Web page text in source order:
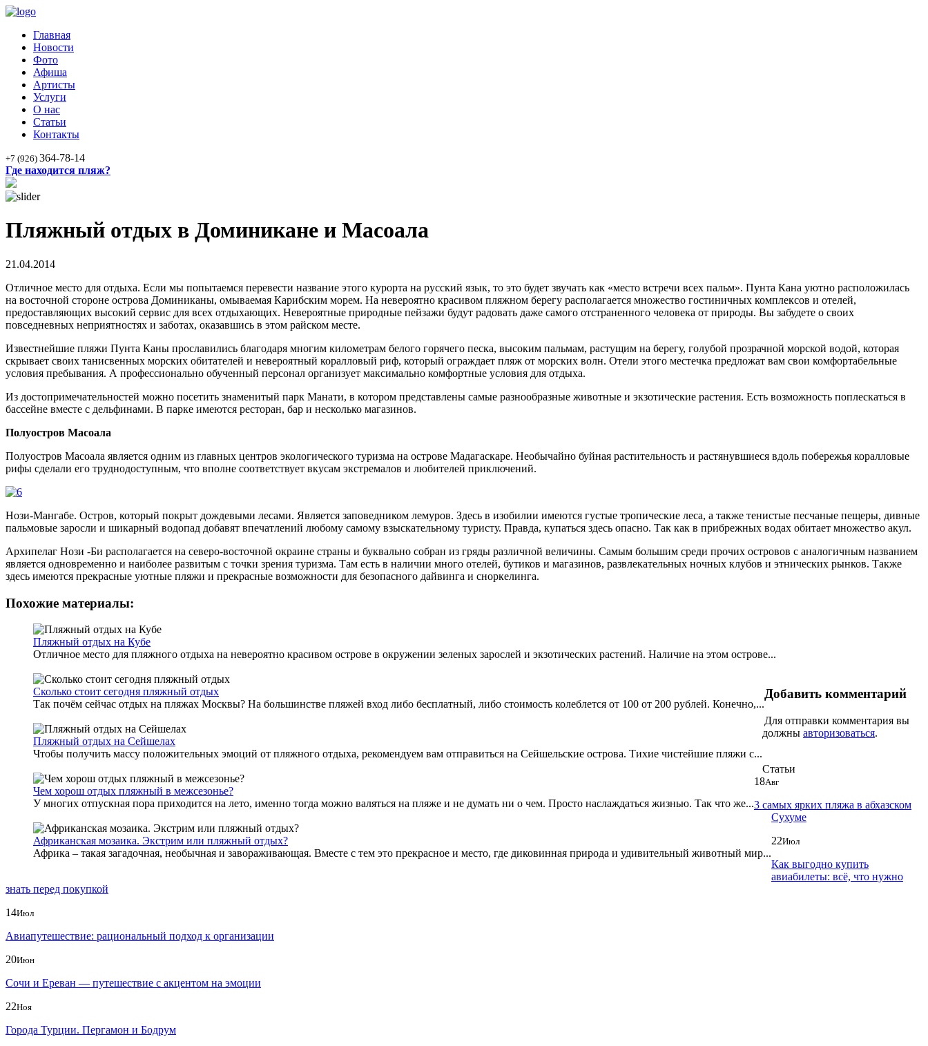
Главная
Новости
Фото
Афиша
Артисты
Услуги
О нас
Статьи
Контакты
+7 (926) 364-78-14
Где находится пляж?
Пляжный отдых в Доминикане и Масоала
21.04.2014
Отличное место для отдыха. Если мы попытаемся перевести название этого курорта на русский язык, то это будет звучать как «место встречи всех пальм». Пунта Кана уютно расположилась
на восточной стороне острова Доминиканы, омываемая Карибским морем. На невероятно красивом пляжном берегу располагается множество гостиничных комплексов и отелей,
предоставляющих высокий сервис для всех отдыхающих. Невероятные природные пейзажи будут радовать даже самого отстраненного человека от природы. Вы забудете о своих
повседневных неприятностях и заботах, оказавшись в этом райском месте.
Известнейшие пляжи Пунта Каны прославились благодаря многим километрам белого горячего песка, высоким пальмам, растущим на берегу, голубой прозрачной морской водой, которая
скрывает своих танисвенных морских обитателей и невероятный коралловый риф, который ограждает пляж от морских волн. Отели этого местечка предложат вам свои комфортабельные
условия пребывания. А профессионально обученный персонал организует максимально комфортные условия для отдыха.
Из достопримечательностей можно посетить знаменитый парк Манати, в котором представлены самые разнообразные животные и экзотические растения. Есть возможность поплескаться в
бассейне вместе с дельфинами. В парке имеются ресторан, бар и несколько магазинов.
Полуостров Масоала
Полуостров Масоала является одним из главных центров экологического туризма на острове Мадагаскаре. Необычайно буйная растительность и растянувшиеся вдоль побережья коралловые
рифы сделали его труднодоступным, что вполне соответствует вкусам экстремалов и любителей приключений.
Нози-Мангабе. Остров, который покрыт дождевыми лесами. Является заповедником лемуров. Здесь в изобилии имеются густые тропические леса, а также тенистые песчаные пещеры, дивные
пальмовые заросли и шикарный водопад добавят впечатлений любому самому взыскательному туристу. Правда, купаться здесь опасно. Так как в прибрежных водах обитает множество акул.
Архипелаг Нози -Би располагается на северо-восточной окраине страны и буквально собран из гряды различной величины. Самым большим среди прочих островов с аналогичным названием
является одновременно и наиболее развитым с точки зрения туризма. Там есть в наличии много отелей, бутиков и магазинов, развлекательных ночных клубов и этнических рынков. Также
здесь имеются прекрасные уютные пляжи и прекрасные возможности для безопасного дайвинга и сноркелинга.
Похожие материалы:
Пляжный отдых на Кубе
Отличное место для пляжного отдыха на невероятно красивом острове в окружении зеленых зарослей и экзотических растений. Наличие на этом острове...
Сколько стоит сегодня пляжный отдых
Так почём сейчас отдых на пляжах Москвы? На большинстве пляжей вход либо бесплатный, либо стоимость колеблется от 100 от 200 рублей. Конечно,...
Пляжный отдых на Сейшелах
Чтобы получить массу положительных эмоций от пляжного отдыха, рекомендуем вам отправиться на Сейшельские острова. Тихие чистейшие пляжи с...
Чем хорош отдых пляжный в межсезонье?
У многих отпускная пора приходится на лето, именно тогда можно валяться на пляже и не думать ни о чем. Просто наслаждаться жизнью. Так что же...
Африканская мозаика. Экстрим или пляжный отдых?
Африка – такая загадочная, необычная и завораживающая. Вместе с тем это прекрасное и место, где диковинная природа и удивительный животный мир...
Добавить комментарий
Для отправки комментария вы
должны авторизоваться.
Статьи
18Авг
3 самых ярких пляжа в абхазском
Сухуме
22Июл
Как выгодно купить
авиабилеты: всё, что нужно
знать перед покупкой
14Июл
Авиапутешествие: рациональный подход к организации
20Июн
Сочи и Ереван — путешествие с акцентом на эмоции
22Ноя
Города Турции. Пергамон и Бодрум